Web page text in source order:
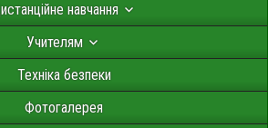
навчання
Учителям
Техніка безпеки
Фотогалерея